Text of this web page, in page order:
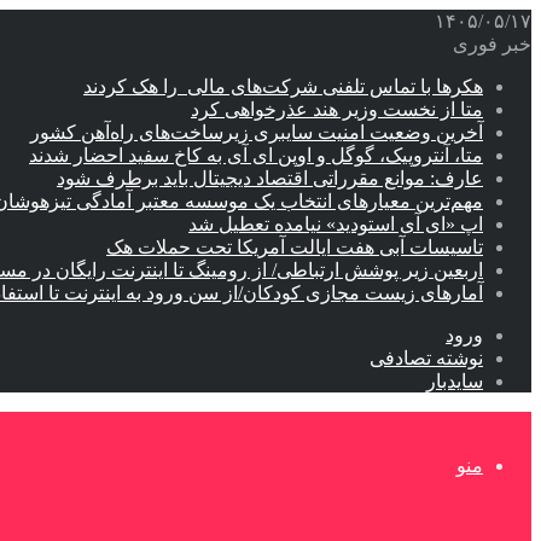
۱۴۰۵/۰۵/۱۷
خبر فوری
هکرها با تماس تلفنی شرکت‌های مالی را هک کردند
متا از نخست وزیر هند عذرخواهی کرد
آخرین وضعیت امنیت سایبری زیرساخت‌های راه‌آهن کشور
متا، آنتروپیک، گوگل و اوپن ای آی به کاخ سفید احضار شدند
عارف: موانع مقرراتی اقتصاد دیجیتال باید برطرف شود
مهم‌ترین معیارهای انتخاب یک موسسه معتبر آمادگی
اپ «ای آی استودید» نیامده تعطیل شد
تاسیسات آبی هفت ایالت آمریکا تحت حملات هک
اربعین زیر پوشش ارتباطی/ از رومینگ تا اینترنت رایگان در
آمارهای زیست مجازی کودکان/از سن ورود به اینترنت تا
ورود
نوشته تصادفی
سایدبار
منو